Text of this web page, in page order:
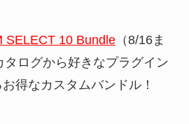
SELECT 10 Bundle（8/16ま
ログから好きなプラグイン
得なカスタムバンドル！